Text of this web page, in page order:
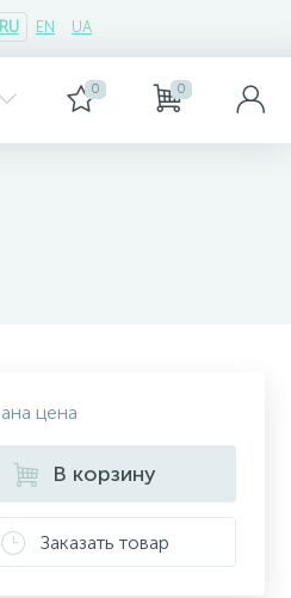
RU EN UA
0 0
цена
В корзину
Заказать товар